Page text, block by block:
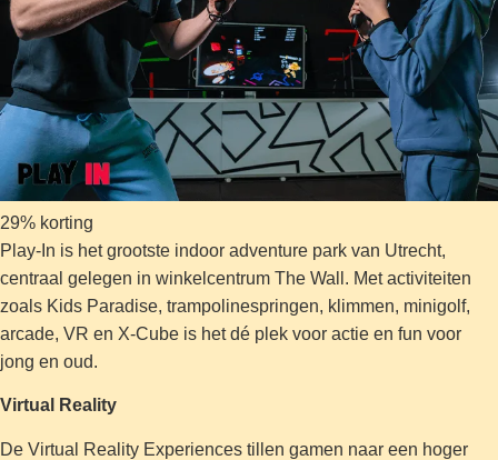
29% korting
Play-In is het grootste indoor adventure park van Utrecht,
centraal gelegen in winkelcentrum The Wall. Met activiteiten
zoals Kids Paradise, trampolinespringen, klimmen, minigolf,
arcade, VR en X-Cube is het dé plek voor actie en fun voor
jong en oud.
Virtual Reality
De Virtual Reality Experiences tillen gamen naar een hoger